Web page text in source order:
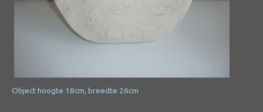
Object hoogte 18cm, breedte 26cm